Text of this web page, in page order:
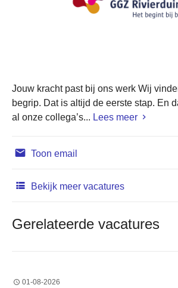
Jouw kracht past bij ons werk Wij
begrip. Dat is altijd de eerste stap. En
al onze collega’s... Lees meer
Toon email
Bekijk meer vacatures
Gerelateerde vacatures
01-08-2026